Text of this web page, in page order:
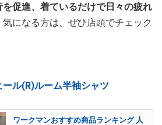
促進、着ているだけで日々の疲れ
気になる方は、ぜひ店頭でチェック
ール(R)ルーム半袖シャツ
ワークマンおすすめ商品ランキング 人